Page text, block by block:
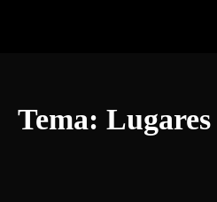
Tema: Lugares